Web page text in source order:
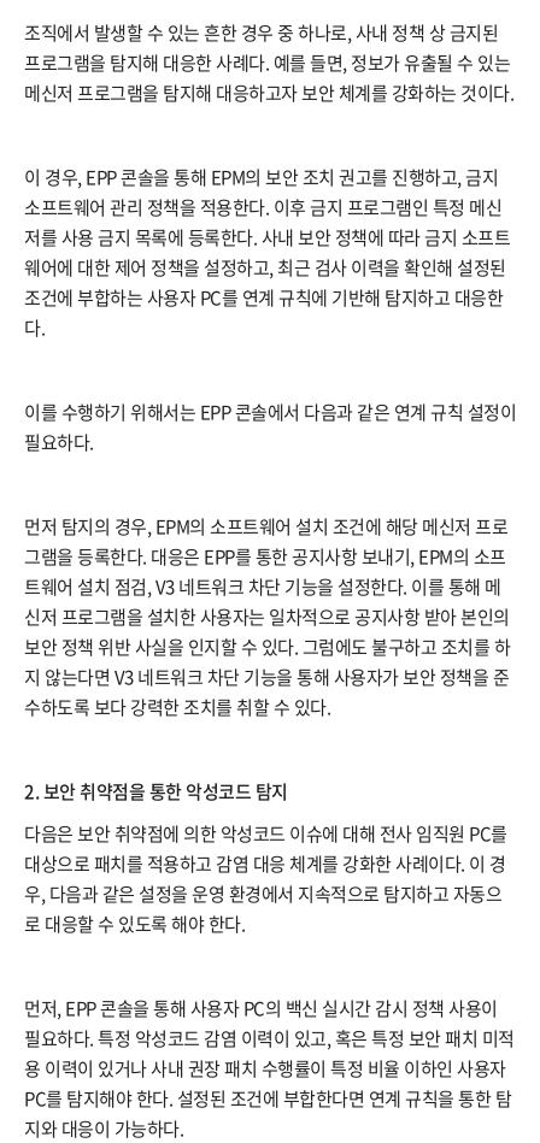
조직에서 발생할 수 있는 흔한 경우 중 하나로, 사내 정책 상 금지된
프로그램을 탐지해 대응한 사례다. 예를 들면, 정보가 유출될 수 있는
메신저 프로그램을 탐지해 대응하고자 보안 체계를 강화하는 것이다.
이 경우, EPP 콘솔을 통해 EPM의 보안 조치 권고를 진행하고, 금지
소프트웨어 관리 정책을 적용한다. 이후 금지 프로그램인 특정 메신
저를 사용 금지 목록에 등록한다. 사내 보안 정책에 따라 금지 소프트
웨어에 대한 제어 정책을 설정하고, 최근 검사 이력을 확인해 설정된
조건에 부합하는 사용자 PC를 연계 규칙에 기반해 탐지하고 대응한
다.
이를 수행하기 위해서는 EPP 콘솔에서 다음과 같은 연계 규칙 설정이
필요하다.
먼저 탐지의 경우, EPM의 소프트웨어 설치 조건에 해당 메신저 프로
그램을 등록한다. 대응은 EPP를 통한 공지사항 보내기, EPM의 소프
트웨어 설치 점검, V3 네트워크 차단 기능을 설정한다. 이를 통해 메
신저 프로그램을 설치한 사용자는 일차적으로 공지사항 받아 본인의
보안 정책 위반 사실을 인지할 수 있다. 그럼에도 불구하고 조치를 하
지 않는다면 V3 네트워크 차단 기능을 통해 사용자가 보안 정책을 준
수하도록 보다 강력한 조치를 취할 수 있다.
2. 보안 취약점을 통한 악성코드 탐지
다음은 보안 취약점에 의한 악성코드 이슈에 대해 전사 임직원 PC를
대상으로 패치를 적용하고 감염 대응 체계를 강화한 사례이다. 이 경
우, 다음과 같은 설정을 운영 환경에서 지속적으로 탐지하고 자동으
로 대응할 수 있도록 해야 한다.
먼저, EPP 콘솔을 통해 사용자 PC의 백신 실시간 감시 정책 사용이
필요하다. 특정 악성코드 감염 이력이 있고, 혹은 특정 보안 패치 미적
용 이력이 있거나 사내 권장 패치 수행률이 특정 비율 이하인 사용자
PC를 탐지해야 한다. 설정된 조건에 부합한다면 연계 규칙을 통한 탐
지와 대응이 가능하다.